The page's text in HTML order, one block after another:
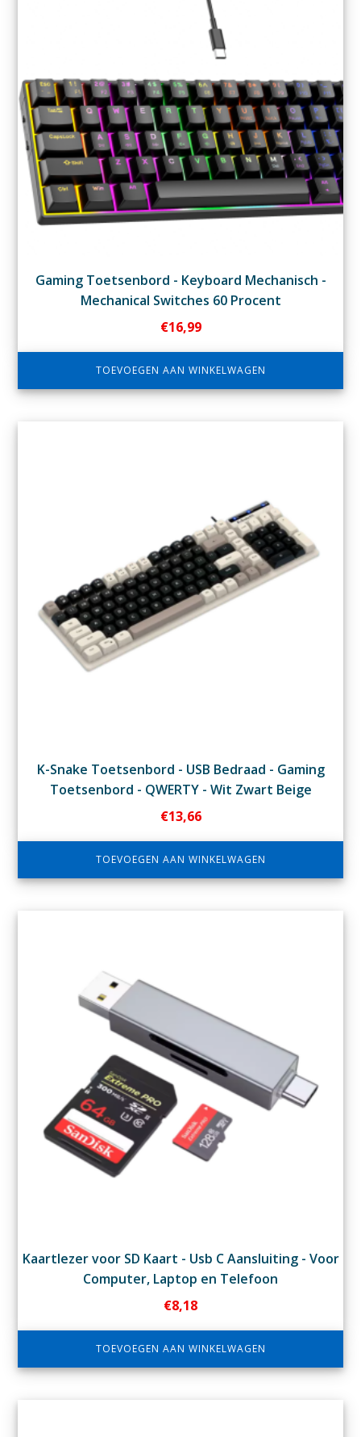
Gaming Toetsenbord - Keyboard Mechanisch -
Mechanical Switches 60 Procent
€16,99
TOEVOEGEN AAN WINKELWAGEN
K-Snake Toetsenbord - USB Bedraad - Gaming
Toetsenbord - QWERTY - Wit Zwart Beige
€13,66
TOEVOEGEN AAN WINKELWAGEN
Kaartlezer voor SD Kaart - Usb C Aansluiting - Voor
Computer, Laptop en Telefoon
€8,18
TOEVOEGEN AAN WINKELWAGEN